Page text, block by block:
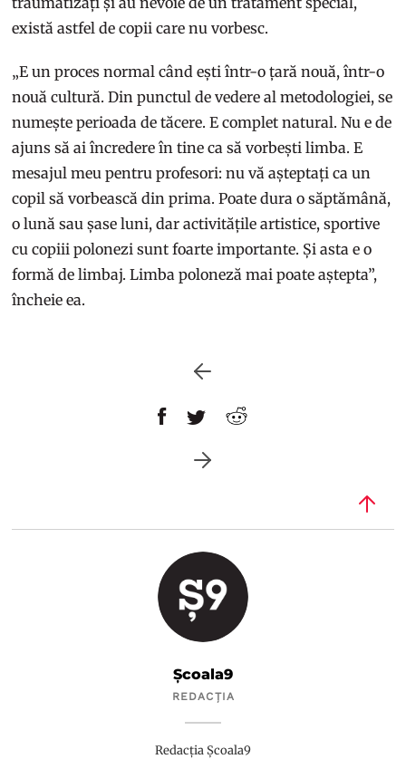
există astfel de copii care nu vorbesc.
„E un proces normal când ești într-o țară nouă, într-o
nouă cultură. Din punctul de vedere al metodologiei, se
numește perioada de tăcere. E complet natural. Nu e de
ajuns să ai încredere în tine ca să vorbești limba. E
mesajul meu pentru profesori: nu vă așteptați ca un
copil să vorbească din prima. Poate dura o săptămână,
o lună sau șase luni, dar activitățile artistice, sportive
cu copiii polonezi sunt foarte importante. Și asta e o
formă de limbaj. Limba poloneză mai poate aștepta”,
încheie ea.
Școala9
REDACȚIA
Redacția Școala9